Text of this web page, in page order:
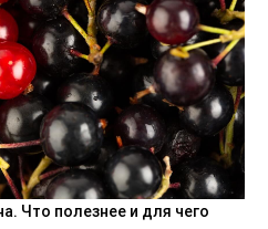
Что полезнее и для чего